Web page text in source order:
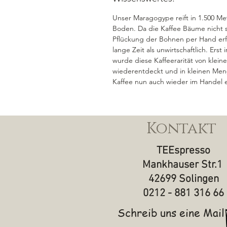
Unser Maragogype reift in 1.500
Boden. Da die Kaffee Bäume
Pflückung der Bohnen per Hand
lange Zeit als unwirtschaftlich.
wurde diese Kaffeerarität von
wiederentdeckt und in kleinen
Kaffee nun auch wieder im Handel
Kontakt
TEEspresso
Mankhauser Str.1
42699 Solingen
0212 - 881 316 66
Schreib uns eine Mail